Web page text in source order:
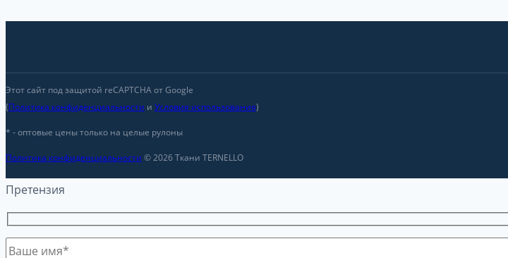
Этот сайт под защитой reCAPTCHA от Google
(Политика конфиденциальности и Условия использования)
* - оптовые цены только на целые рулоны
Политика конфиденциальности © 2026 Ткани TERNELLO
Претензия